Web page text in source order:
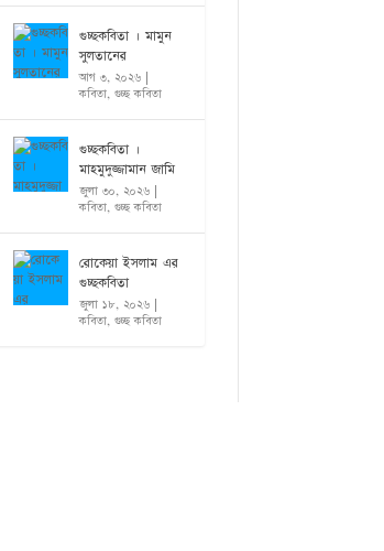
গুচ্ছকবিতা । মামুন
সুলতানের
আগ ৩, ২০২৬|
কবিতা, গুচ্ছ কবিতা
গুচ্ছকবিতা ।
মাহমুদুজ্জামান জামি
জুলা ৩০, ২০২৬|
কবিতা, গুচ্ছ কবিতা
রোকেয়া ইসলাম এর
গুচ্ছকবিতা
জুলা ১৮, ২০২৬|
কবিতা, গুচ্ছ কবিতা